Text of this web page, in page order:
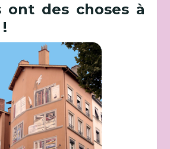
ont des choses à